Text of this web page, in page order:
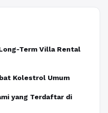
Term Villa Rental
Kolestrol Umum
yang Terdaftar di